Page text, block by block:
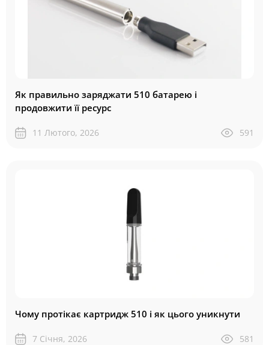
Як правильно заряджати 510 батарею і
продовжити її ресурс
11 Лютого, 2026 591
Чому протікає картридж 510 і як цього уникнути
7 Січня, 2026 581